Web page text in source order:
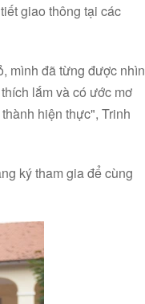
giao thông tại các
mình đã từng được nhìn
lắm và có ước mơ
hiện thực", Trinh
ký tham gia để cùng